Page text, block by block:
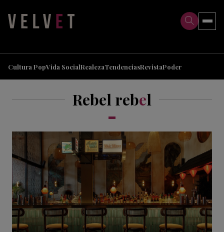
Cultura PopVida SocialRealezaTendenciasRevistaPoder
Rebel rebel